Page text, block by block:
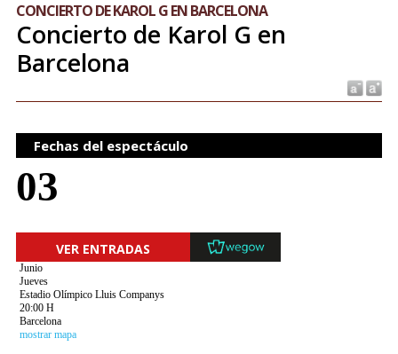
CONCIERTO DE KAROL G EN BARCELONA
Concierto de Karol G en
Barcelona
Fechas del espectáculo
03
VER ENTRADAS
Junio
Jueves
Estadio Olímpico Lluis Companys
20:00 H
Barcelona
mostrar mapa